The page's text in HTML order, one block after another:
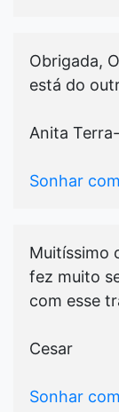
Obrigada,
está do
Anita
Sonhar
Muitíssimo
fez muito
com esse
Cesar
Sonhar